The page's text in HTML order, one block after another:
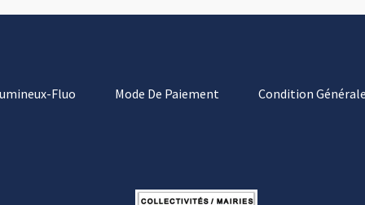
Fluo Mode De Paiement Condition